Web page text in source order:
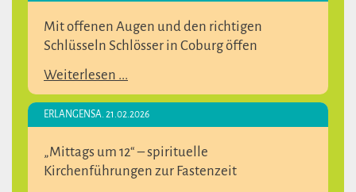
Mit offenen Augen und den richtigen
Schlüsseln Schlösser in Coburg öffen
Weiterlesen ...
ERLANGENSA. 21.02.2026
„Mittags um 12“ – spirituelle
Kirchenführungen zur Fastenzeit